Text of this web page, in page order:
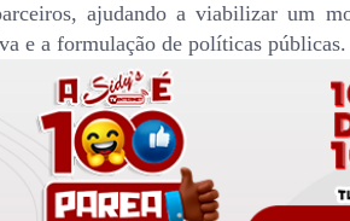
ajudando a viabilizar um
e a formulação de políticas públicas.